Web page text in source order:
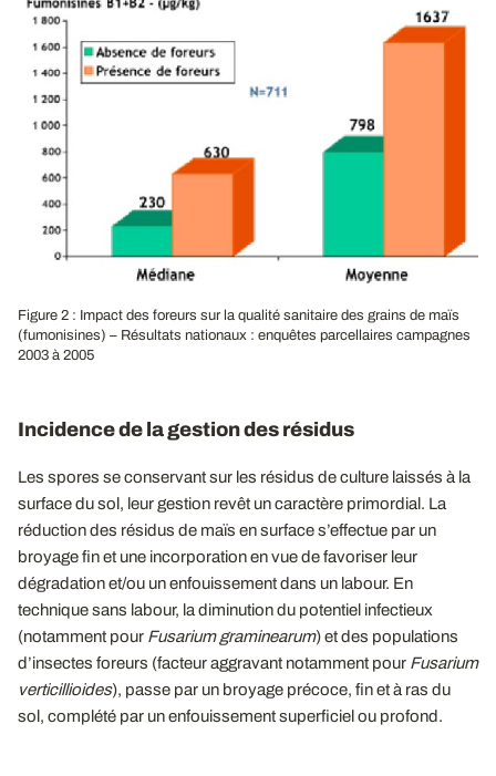
Figure 2 : Impact des foreurs sur la qualité sanitaire des grains de maïs
(fumonisines) – Résultats nationaux : enquêtes parcellaires campagnes
2003 à 2005
Incidence de la gestion des résidus
Les spores se conservant sur les résidus de culture laissés à la
surface du sol, leur gestion revêt un caractère primordial. La
réduction des résidus de maïs en surface s’effectue par un
broyage fin et une incorporation en vue de favoriser leur
dégradation et/ou un enfouissement dans un labour. En
technique sans labour, la diminution du potentiel infectieux
(notamment pour Fusarium graminearum) et des populations
d’insectes foreurs (facteur aggravant notamment pour Fusarium
verticillioides), passe par un broyage précoce, fin et à ras du
sol, complété par un enfouissement superficiel ou profond.